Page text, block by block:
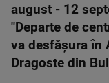
august - 12
"Departe de
va desfăşura în
Dragoste din